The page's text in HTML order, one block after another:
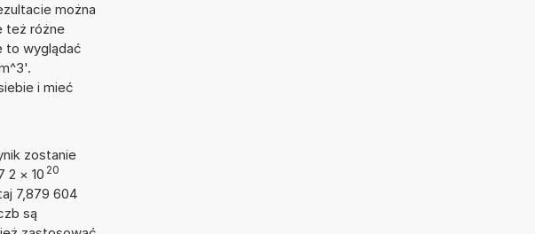
można
też różne
to wyglądać
i mieć
zostanie
2 × 10 20
7,879 604
są